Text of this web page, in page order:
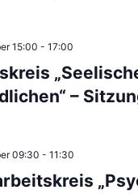
–
15:00 - 17:00
09:30 - 11:30